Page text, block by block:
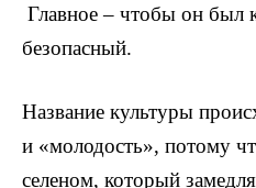
Главное – чтобы он был
безопасный.
Название культуры
и «молодость», потому
селеном, который